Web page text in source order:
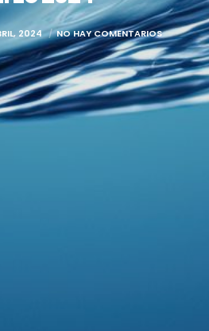
2024 NO HAY COMENTARIOS